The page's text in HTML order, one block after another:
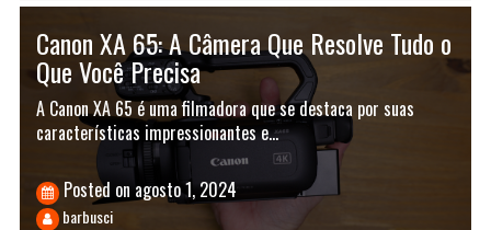
Canon XA 65: A Câmera Que Resolve Tudo o
Que Você Precisa
A Canon XA 65 é uma filmadora que se destaca por suas
características impressionantes e…
Posted on agosto 1, 2024
barbusci